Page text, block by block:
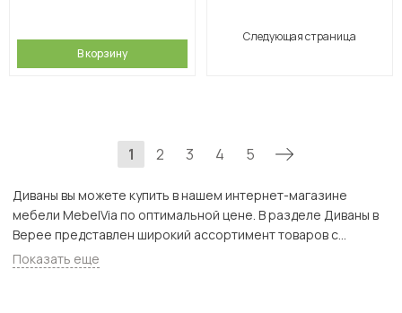
В корзину
Следующая страница
1 2 3 4 5
Диваны вы можете купить в нашем интернет-магазине
мебели MebelVia по оптимальной цене. В разделе Диваны в
Верее представлен широкий ассортимент товаров с
доставкой в Москве и Подмосковью, включая Верея. Всего
товаров в категории «Диваны» - 5431 шт.
Показать еще